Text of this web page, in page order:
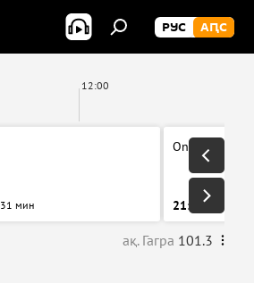
РУС АԤС
12:00
31 мин
On air
21:00
ақ. Гагра 101.3